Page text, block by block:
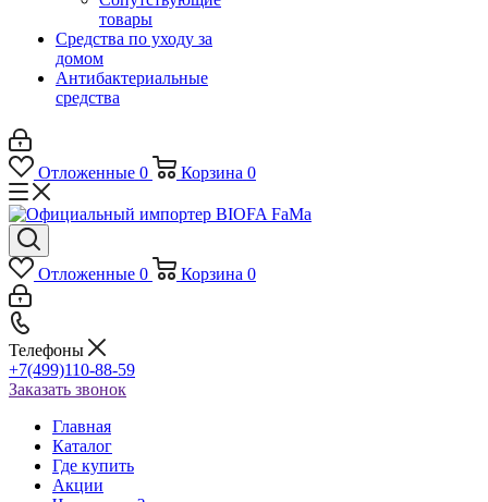
товары
Средства по уходу за
домом
Антибактериальные
средства
Отложенные 0 Корзина 0
Отложенные 0 Корзина 0
Телефоны
+7(499)110-88-59
Заказать звонок
Главная
Каталог
Где купить
Акции